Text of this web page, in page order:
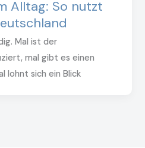
Alltag: So nutzt
Mal ist der
mal gibt es einen
lohnt sich ein Blick